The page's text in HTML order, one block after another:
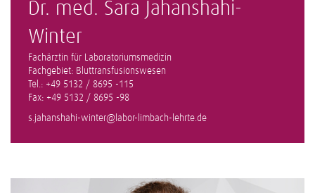
Dr. med. Sara Jahanshahi-
Winter
Fachärztin für Laboratoriumsmedizin
Fachgebiet: Bluttransfusionswesen
Tel.: +49 5132 / 8695 -115
Fax: +49 5132 / 8695 -98
s.jahanshahi-winter@labor-limbach-lehrte.de